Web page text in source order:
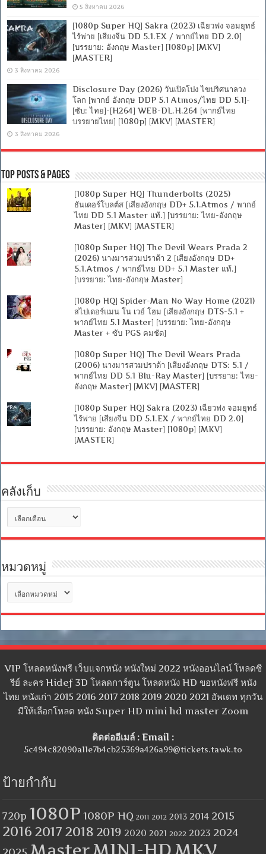
5 สิงหาคม 2026
[1080p Super HQ] Sakra (2023) เฉียวฟง จอมยุทธ์
ไร้พ่าย [เสียงจีน DD 5.1.EX / พากย์ไทย DD 2.0]
[บรรยาย: อังกฤษ Master] [1080p] [MKV]
[MASTER]
3 สิงหาคม 2026
Disclosure Day (2026) วันเปิดโปง ไขปริศนาลวง
โลก [พากย์ อังกฤษ DDP 5.1 Atmos/ไทย DD 5.1]-
[ซับ: ไทย]-[H264] WEB-DL.H.264 [พากย์ไทย
บรรยายไทย] [1080p] [MKV] [MASTER]
3 สิงหาคม 2026
Top Posts & Pages
[1080p Super HQ] Thunderbolts (2025)
ธันเดอร์โบลต์ส [เสียงอังกฤษ DD+ 5.1.Atmos / พากย์
ไทย DD 5.1 Master แท้.] [บรรยาย: ไทย-อังกฤษ
Master] [MKV] [MASTER]
[1080p Super HQ] The Devil Wears Prada 2
(2026) นางมารสวมปราด้า 2 [เสียงอังกฤษ DD+
5.1.Atmos / พากย์ไทย DD+ 5.1 Master แท้.]
[บรรยาย: ไทย-อังกฤษ Master]
[1080p HQ] Spider-Man No Way Home (2021)
สไปเดอร์แมน โน เวย์ โฮม [เสียงอังกฤษ DTS-5.1 +
พากย์ไทย 5.1 Master] [บรรยาย: ไทย-อังกฤษ
Master + ซับ PGS คมชัด]
[1080p Super HQ] The Devil Wears Prada
(2006) นางมารสวมปราด้า [เสียงอังกฤษ DTS: 5.1 /
พากย์ไทย DD 5.1 Blu-Ray Master] [บรรยาย: ไทย-
อังกฤษ Master] [MKV] [MASTER]
[1080p Super HQ] Sakra (2023) เฉียวฟง จอมยุทธ์
ไร้พ่าย [เสียงจีน DD 5.1.EX / พากย์ไทย DD 2.0]
[บรรยาย: อังกฤษ Master] [1080p] [MKV]
[MASTER]
คลังเก็บ
เก็บ
หมวดหมู่
หมู่
VIP โหลดหนังฟรี เว็บแจกหนัง หนังใหม่ 2022 หนังออนไลน์ โหลดซี
รีย์ ละคร Hidef 3D โหลดการ์ตูน โหลดหนัง HD ขอหนังฟรี หนัง
ไทย หนังเก่า 2015 2016 2017 2018 2019 2020 2021 อัพเดท ทุกวัน
มีให้เลือกโหลด หนัง Super HD mini hd master Zoom
ติดต่ออีเมล์ : Email :
5c494c82090a11e7b4cb25369a426a99@tickets.tawk.to
ป้ายกำกับ
720p 1080P 1080P HQ 2011 2012 2013 2014 2015
2016 2017 2018 2019 2020 2021 2022 2023 2024
Master MINI-HD MKV